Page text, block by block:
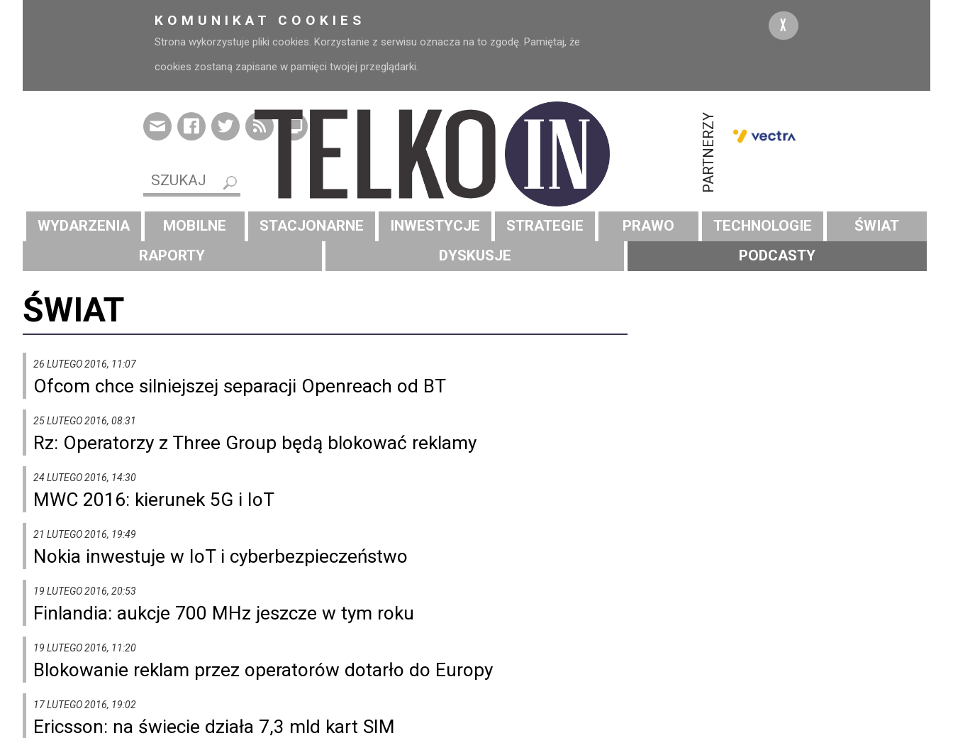
KOMUNIKAT COOKIES
Strona wykorzystuje pliki cookies. Korzystanie z serwisu oznacza na to zgodę. Pamiętaj, że
cookies zostaną zapisane w pamięci twojej przeglądarki.
X
PARTNERZY
WYDARZENIA MOBILNE STACJONARNE INWESTYCJE STRATEGIE PRAWO TECHNOLOGIE
ŚWIAT
RAPORTY
DYSKUSJE PODCASTY
ŚWIAT
26 LUTEGO 2016, 11:07
Ofcom chce silniejszej separacji Openreach od BT
25 LUTEGO 2016, 08:31
Rz: Operatorzy z Three Group będą blokować reklamy
24 LUTEGO 2016, 14:30
MWC 2016: kierunek 5G i IoT
21 LUTEGO 2016, 19:49
Nokia inwestuje w IoT i cyberbezpieczeństwo
19 LUTEGO 2016, 20:53
Finlandia: aukcje 700 MHz jeszcze w tym roku
19 LUTEGO 2016, 11:20
Blokowanie reklam przez operatorów dotarło do Europy
17 LUTEGO 2016, 19:02
Ericsson: na świecie działa 7,3 mld kart SIM